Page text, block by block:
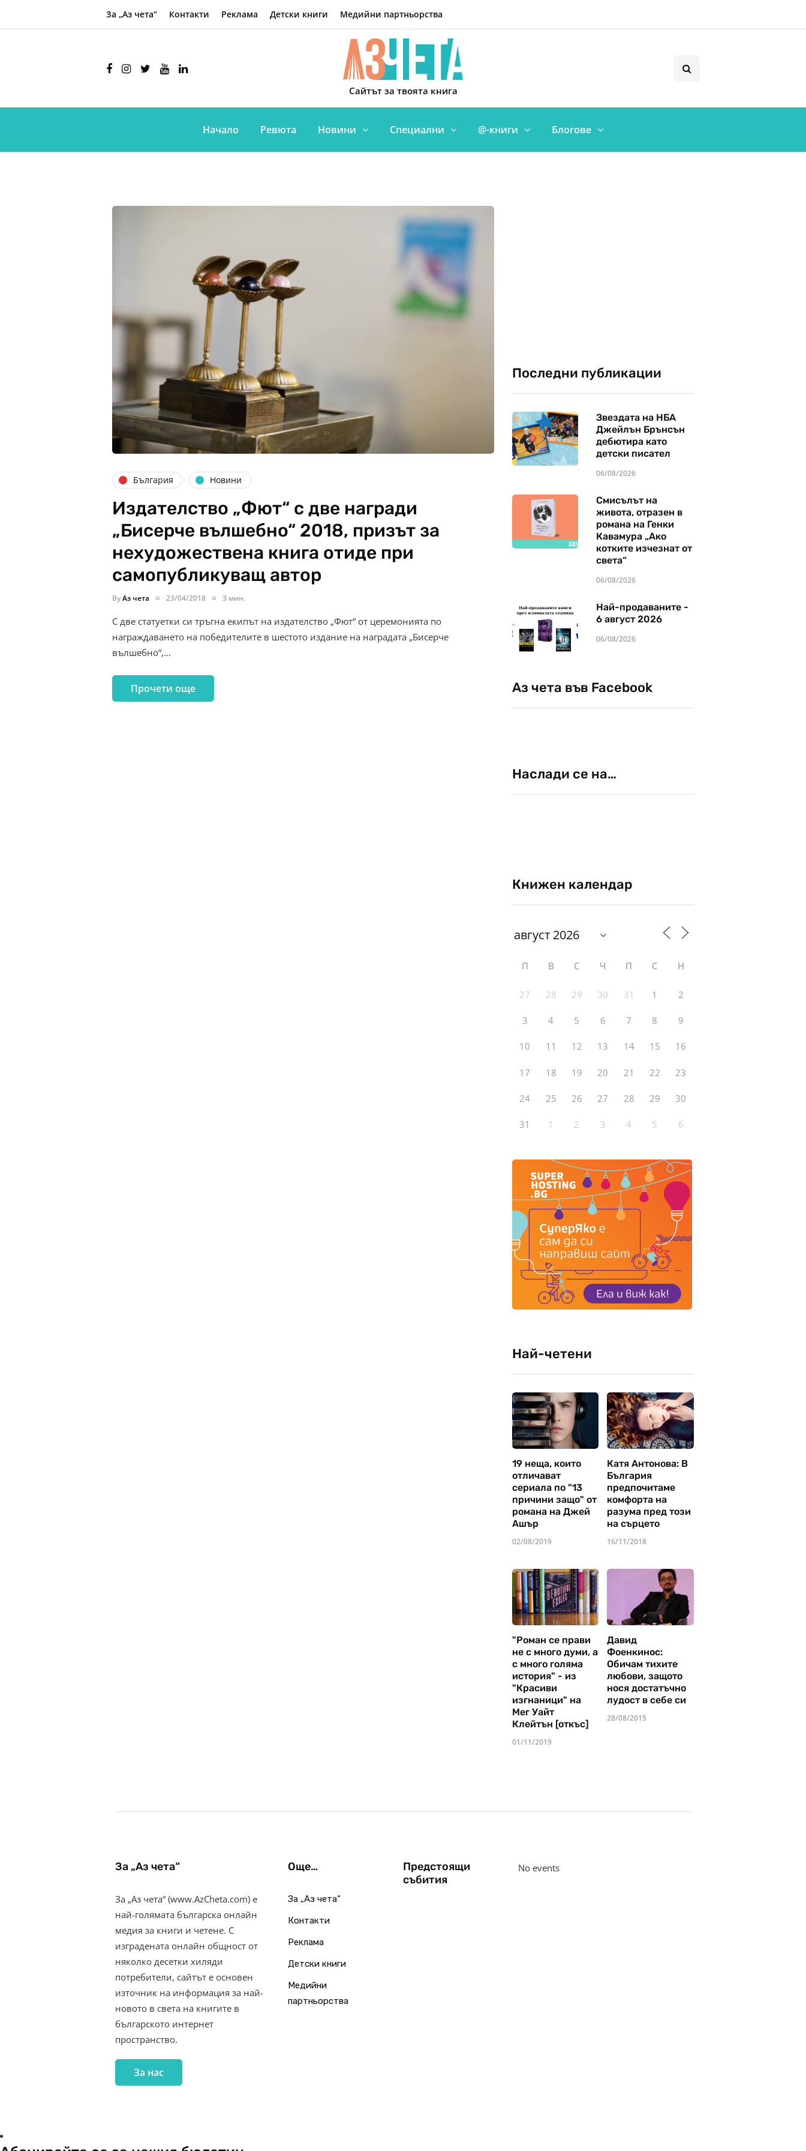
За „Аз чета“ Контакти Реклама Детски книги Медийни партньорства
Сайтът за твоята книга
Начало Ревюта Новини Специални @-книги Блогове
България Новини
Издателство „Фют“ с две награди
„Бисерче вълшебно“ 2018, призът за
нехудожествена книга отиде при
самопубликуващ автор
ByАз чета 23/04/2018 3 мин.
С две статуетки си тръгна екипът на издателство „Фют“ от церемонията по
награждаването на победителите в шестото издание на наградата „Бисерче
вълшебно“,…
Прочети още
Последни публикации
Звездата на НБА
Джейлън Брънсън
дебютира като
детски писател
06/08/2026
Смисълът на
живота, отразен в
романа на Генки
Кавамура „Ако
котките изчезнат от
света“
06/08/2026
Най-продаваните -
6 август 2026
06/08/2026
Аз чета във Facebook
Наслади се на…
Книжен календар
П В С Ч П С Н
27 28 29 30 31 1 2
3 4 5 6 7 8 9
10 11 12 13 14 15 16
17 18 19 20 21 22 23
24 25 26 27 28 29 30
31 1 2 3 4 5 6
Най-четени
19 неща, които
отличават
сериала по "13
причини защо" от
романа на Джей
Ашър
02/08/2019
Катя Антонова: В
България
предпочитаме
комфорта на
разума пред този
на сърцето
16/11/2018
"Роман се прави
не с много думи, а
с много голяма
история" - из
"Красиви
изгнаници" на
Мег Уайт
Клейтън [откъс]
01/11/2019
Давид
Фоенкинос:
Обичам тихите
любови, защото
нося достатъчно
лудост в себе си
28/08/2015
За „Аз чета“
За „Аз чета“ (www.AzCheta.com) е
най-голямата българска онлайн
медия за книги и четене. С
изградената онлайн общност от
няколко десетки хиляди
потребители, сайтът е основен
източник на информация за най-
новото в света на книгите в
българското интернет
пространство.
За нас
Още…
За „Аз чета“
Контакти
Реклама
Детски книги
Медийни
партньорства
Предстоящи
събития
No events